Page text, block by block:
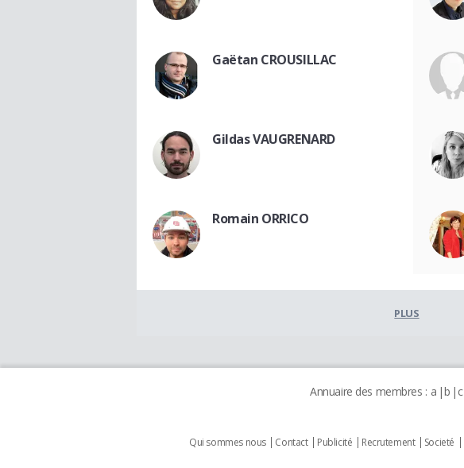
Gaëtan CROUSILLAC
Gildas VAUGRENARD
Romain ORRICO
PLUS
Annuaire des membres : a b c
Qui sommes nous Contact Publicité Recrutement Societé